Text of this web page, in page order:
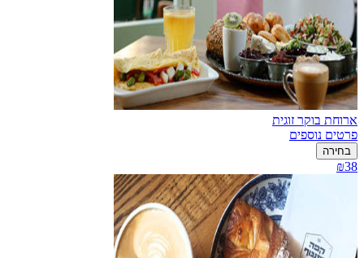
ארוחת בוקר זוגית
פרטים נוספים
בחירה
₪38